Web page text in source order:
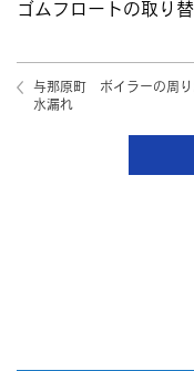
ゴムフロートの取り
与那原町 ボイラーの周り
水漏れ